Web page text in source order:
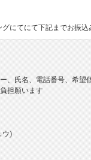
にてにて下記までお振込
、氏名、電話番号、希望
担願います
ウ)